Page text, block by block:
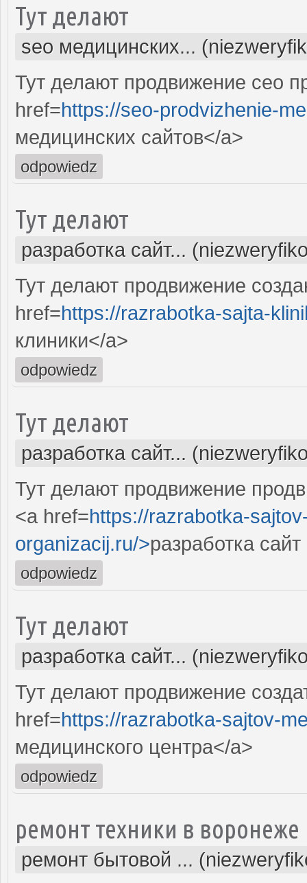
Тут делают
seo медицинских...
Тут делают продвижение сео
href=https://seo-prodvizhenie-
медицинских сайтов</a>
odpowiedz
Тут делают
разработка сайт...
Тут делают продвижение
href=https://razrabotka-sajta-
клиники</a>
odpowiedz
Тут делают
разработка сайт...
Тут делают продвижение
<a href=https://razrabotka-
organizacij.ru/>разработка
odpowiedz
Тут делают
разработка сайт...
Тут делают продвижение
href=https://razrabotka-sajtov-
медицинского центра</a>
odpowiedz
ремонт техники в воронеже
ремонт бытовой ...